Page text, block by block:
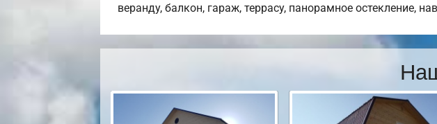
веранду, балкон, гараж, террасу, панорамное остекление,